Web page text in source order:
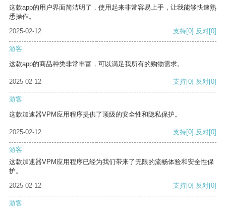
这款app的用户界面简洁明了，使用起来非常容易上手，让我能够快速熟
悉操作。
2025-02-12
支持[0] 反对[0]
游客
这款app的商品种类非常丰富，可以满足我所有的购物需求。
2025-02-12 支持[0] 反对[0]
游客
这款加速器VPM应用程序提供了顶级的安全性和隐私保护。
2025-02-12 支持[0] 反对[0]
游客
这款加速器VPM应用程序已经为我们带来了无限的流畅体验和安全性保
护。
2025-02-12
支持[0] 反对[0]
游客